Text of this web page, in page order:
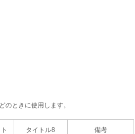
のときに使用します。
タイトル8 備考